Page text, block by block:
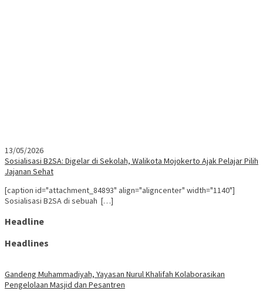
13/05/2026
Sosialisasi B2SA: Digelar di Sekolah, Walikota Mojokerto Ajak Pelajar Pilih
Jajanan Sehat
[caption id="attachment_84893" align="aligncenter" width="1140"]
Sosialisasi B2SA di sebuah […]
Headline
Headlines
Gandeng Muhammadiyah, Yayasan Nurul Khalifah Kolaborasikan
Pengelolaan Masjid dan Pesantren